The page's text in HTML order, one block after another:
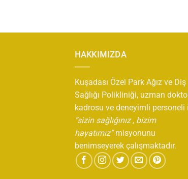
HAKKIMIZDA
Kuşadası Özel Park Ağız ve Diş
Sağlığı Polikliniği, uzman
kadrosu ve deneyimli personeli
“sizin sağlığınız , bizim
hayatımız”misyonunu
benimseyerek çalışmaktadır.